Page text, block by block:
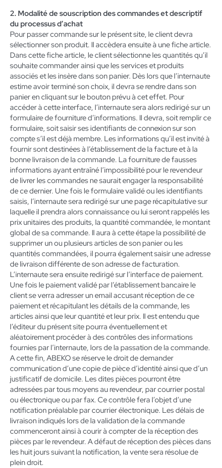
2. Modalité de souscription des commandes et descriptif
du processus d’achat
Pour passer commande sur le présent site, le client devra
sélectionner son produit. Il accèdera ensuite à une fiche article.
Dans cette fiche article, le client sélectionne les quantités qu’il
souhaite commander ainsi que les services et produits
associés et les insère dans son panier. Dès lors que l’internaute
estime avoir terminé son choix, il devra se rendre dans son
panier en cliquant sur le bouton prévu à cet effet. Pour
accéder à cette interface, l’internaute sera alors redirigé sur un
formulaire de fourniture d’informations. Il devra, soit remplir ce
formulaire, soit saisir ses identifiants de connexion sur son
compte s’il est déjà membre. Les informations qu’il est invité à
fournir sont destinées à l’établissement de la facture et à la
bonne livraison de la commande. La fourniture de fausses
informations ayant entraîné l’impossibilité pour le revendeur
de livrer les commandes ne saurait engager la responsabilité
de ce dernier. Une fois le formulaire validé ou les identifiants
saisis, l’internaute sera redirigé sur une page récapitulative sur
laquelle il prendra alors connaissance ou lui seront rappelés les
prix unitaires des produits, la quantité commandée, le montant
global de sa commande. Il aura à cette étape la possibilité de
supprimer un ou plusieurs articles de son panier ou les
quantités commandées, il pourra également saisir une adresse
de livraison différente de son adresse de facturation.
L’internaute sera ensuite redirigé sur l’interface de paiement.
Une fois le paiement validé par l’établissement bancaire le
client se verra adresser un email accusant réception de ce
paiement et récapitulant les détails de la commande, les
articles ainsi que leur quantité et leur prix. Il est entendu que
l’éditeur du présent site pourra éventuellement et
aléatoirement procéder à des contrôles des informations
fournies par l’internaute, lors de la passation de la commande.
A cette fin, ABEKO se réserve le droit de demander
communication d’une copie de pièce d’identité ainsi que d’un
justificatif de domicile. Les dites pièces pourront être
adressées par tous moyens au revendeur, par courrier postal
ou électronique ou par fax. Ce contrôle fera l’objet d’une
notification préalable par courrier électronique. Les délais de
livraison indiqués lors de la validation de la commande
commenceront ainsi à courir à compter de la réception des
pièces par le revendeur. A défaut de réception des pièces dans
les huit jours suivant la notification, la vente sera résolue de
plein droit.